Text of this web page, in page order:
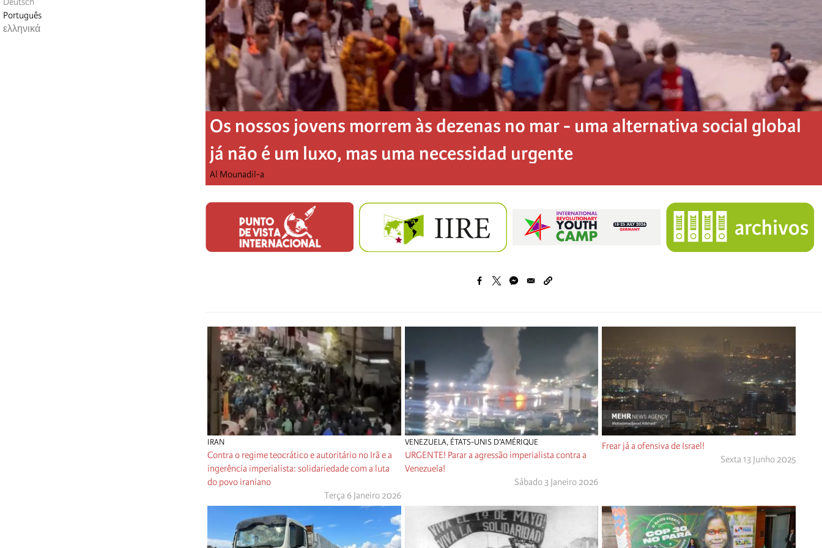
Português
ελληνικά
Os nossos jovens morrem às dezenas no mar - uma alternativa social global
já não é um luxo, mas uma necessidad urgente
Al Mounadil-a
IRAN
Contra o regime teocrático e autoritário no Irã e a
ingerência imperialista: solidariedade com a luta
do povo iraniano
Terça 6 Janeiro 2026
VENEZUELA, ÉTATS-UNIS D’AMÉRIQUE
URGENTE! Parar a agressão imperialista contra a
Venezuela!
Sábado 3 Janeiro 2026
Frear já a ofensiva de Israel!
Sexta 13 Junho 2025